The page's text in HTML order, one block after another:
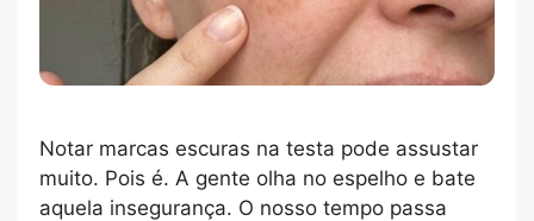
Notar marcas escuras na testa pode assustar
muito. Pois é. A gente olha no espelho e bate
aquela insegurança. O nosso tempo passa